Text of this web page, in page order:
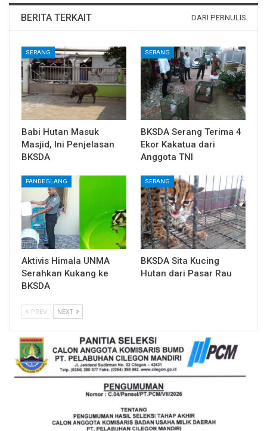
BERITA TERKAIT DARI PERNULIS
SERANG
Babi Hutan Masuk
Masjid, Ini Penjelasan
BKSDA
SERANG
BKSDA Serang Terima 4
Ekor Kakatua dari
Anggota TNI
PANDEGLANG
Aktivis Himala UNMA
Serahkan Kukang ke
BKSDA
SERANG
BKSDA Sita Kucing
Hutan dari Pasar Rau
PREV NEXT